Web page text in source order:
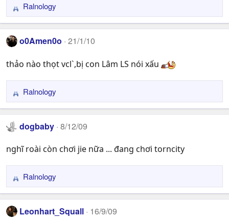
R
e
a
c
i
s
:
Ralnology
o0Amen0o 21/1/10
thảo nào thọt vcl`,bị con Lâm LS nói xấu
R
e
a
c
i
s
:
Ralnology
dogbaby 8/12/09
nghĩ roài còn chơi jie nữa ... đang chơi torncity
R
e
a
c
Ralnology
Leonhart_Squall 16/9/09